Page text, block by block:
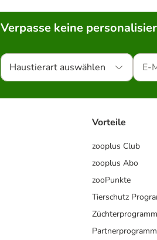
Verpasse keine
Haustierart auswählen
Vorteile
zooplus Club
zooplus Abo
zooPunkte
Tierschutz
Züchterprogramm
Partnerprogramm